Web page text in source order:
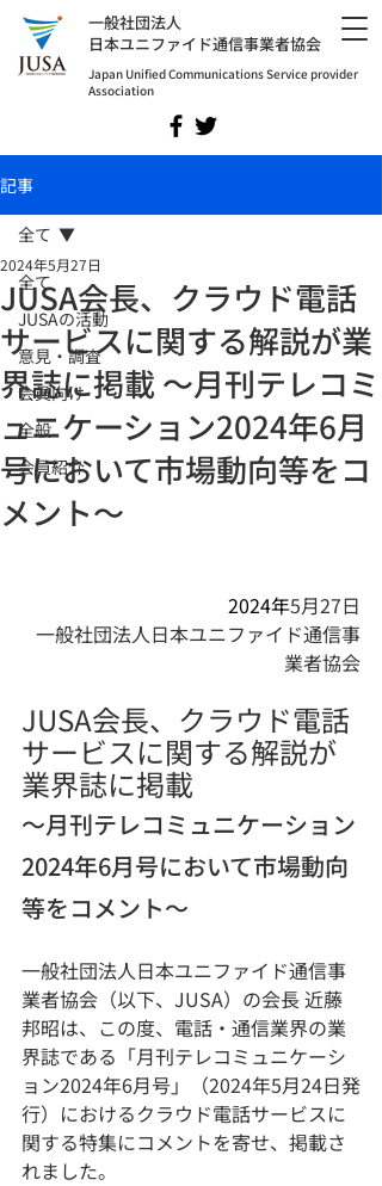
​一般社団法人
日本ユニファイド通信事業者協会
Japan Unified Communications Service provider
Association
記事
全て
JUSAの活動
意見・調査
会員向け
全般
会員紹介
全て
JUSA会長、クラウド電話
サービスに関する解説が業
界誌に掲載 〜月刊テレコミ
ュニケーション2024年6月
号において市場動向等をコ
メント〜
2024年5月27日
2024年5月27日
一般社団法人日本ユニファイド通信事
業者協会
JUSA会長、クラウド電話
サービスに関する解説が
業界誌に掲載
〜月刊テレコミュニケーション
2024年6月号において市場動向
等をコメント〜
一般社団法人日本ユニファイド通信事
業者協会（以下、JUSA）の会長 近藤
邦昭は、この度、電話・通信業界の業
界誌である「月刊テレコミュニケーシ
ョン2024年6月号」（2024年5月24日発
行）におけるクラウド電話サービスに
関する特集にコメントを寄せ、掲載さ
れました。